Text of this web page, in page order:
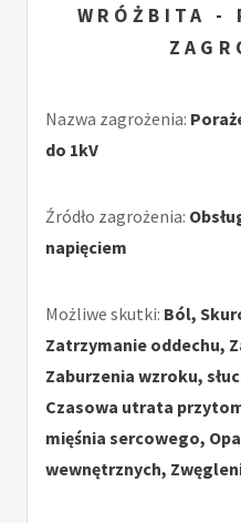
WRÓŻBITA -
Nazwa zagrożenia:
do 1kV
Źródło zagrożenia:
napięciem
Możliwe skutki: Ból,
Zatrzymanie oddechu,
Zaburzenia wzroku,
Czasowa utrata
mięśnia sercowego,
wewnętrznych,